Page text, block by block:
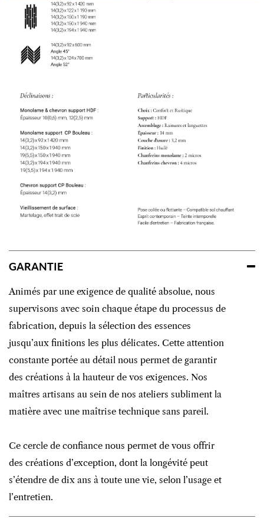
GARANTIE
Animés par une exigence de qualité absolue, nous
supervisons avec soin chaque étape du processus de
fabrication, depuis la sélection des essences
jusqu’aux finitions les plus délicates. Cette attention
constante portée au détail nous permet de garantir
des créations à la hauteur de vos exigences. Nos
maîtres artisans au sein de nos ateliers subliment la
matière avec une maîtrise technique sans pareil.
Ce cercle de confiance nous permet de vous offrir
des créations d’exception, dont la longévité peut
s’étendre de dix ans à toute une vie, selon l’usage et
l’entretien.